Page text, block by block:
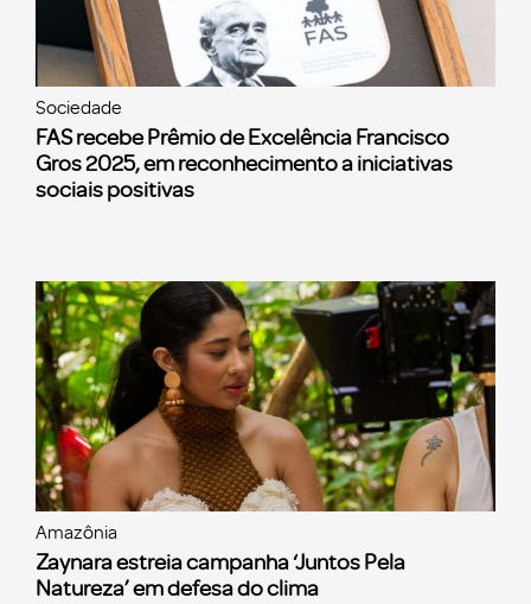
Sociedade
FAS recebe Prêmio de Excelência Francisco
Gros 2025, em reconhecimento a iniciativas
sociais positivas
Amazônia
Zaynara estreia campanha ‘Juntos Pela
Natureza’ em defesa do clima